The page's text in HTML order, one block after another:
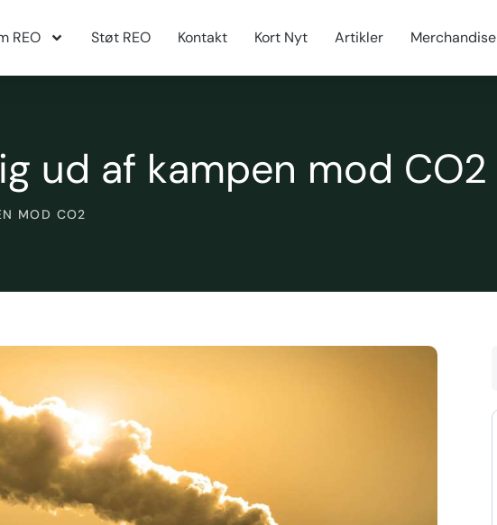
REO Støt REO Kontakt Kort Nyt Artikler Merchandise
ud af kampen mod CO2
MOD CO2